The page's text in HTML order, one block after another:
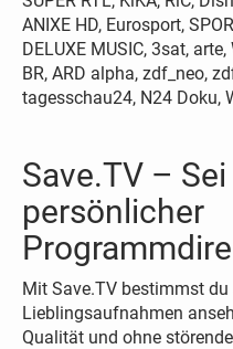
ANIXE HD, Eurosport,
DELUXE MUSIC, 3sat, arte,
BR, ARD alpha, zdf_neo,
tagesschau24, N24 Doku,
Save.TV –
persönlicher
Mit Save.TV bestimmst
Lieblingsaufnahmen
Qualität und ohne